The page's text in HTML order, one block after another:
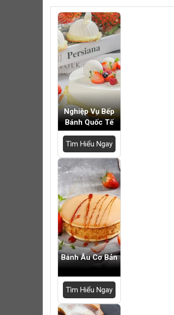
Nghiệp Vụ Bếp
Bánh Quốc Tế
Tìm Hiểu Ngay
Bánh Âu Cơ Bản
Tìm Hiểu Ngay